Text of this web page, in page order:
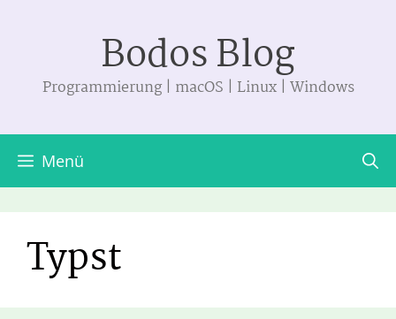
springen
Bodos Blog
Programmierung | macOS | Linux | Windows
Menü
Typst